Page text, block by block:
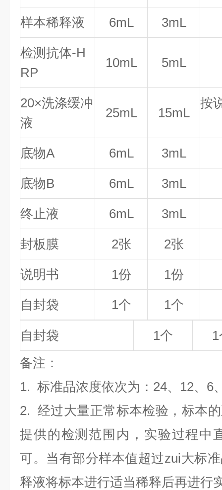
样本稀释液 6mL 3mL
检测抗体-H
RP
10mL 5mL
20×洗涤缓冲
液
25mL 15mL
按
底物A 6mL 3mL
底物B 6mL 3mL
终止液 6mL 3mL
封板膜 2张 2张
说明书 1份 1份
自封袋 1个 1个
自封袋 1个
备注 ：
1. 标准品浓度依次为：24、12、6
2. 经过大量正常标本检验，标本
提供的检测范围内，实验过程中
可。当有部分样本值超过zui大标
释液将标本进行适当稀释后再进行